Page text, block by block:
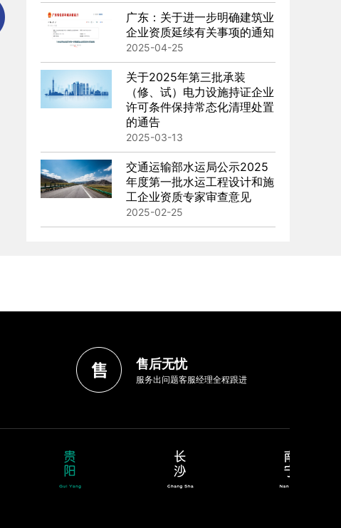
广东：关于进一步明确建筑业
企业资质延续有关事项的通知
2025-04-25
关于2025年第三批承装
（修、试）电力设施持证企业
许可条件保持常态化清理处置
的通告
2025-03-13
交通运输部水运局公示2025
年度第一批水运工程设计和施
工企业资质专家审查意见
2025-02-25
南宁-劳务公司安许延期-广西资质代办
在线咨询 查看案例
售后无忧
服务出问题客服经理全程跟进